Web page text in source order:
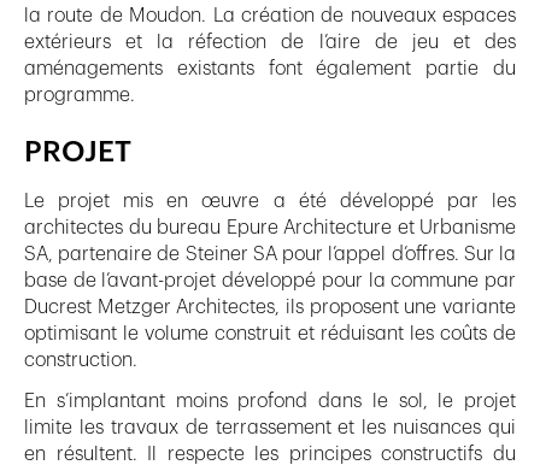
la route de Moudon. La création de nouveaux espaces
extérieurs et la réfection de l’aire de jeu et des
aménagements existants font également partie du
programme.
PROJET
Le projet mis en œuvre a été développé par les
architectes du bureau Epure Architecture et Urbanisme
SA, partenaire de Steiner SA pour l’appel d’offres. Sur la
base de l’avant-projet développé pour la commune par
Ducrest Metzger Architectes, ils proposent une variante
optimisant le volume construit et réduisant les coûts de
construction.
En s’implantant moins profond dans le sol, le projet
limite les travaux de terrassement et les nuisances qui
en résultent. Il respecte les principes constructifs du